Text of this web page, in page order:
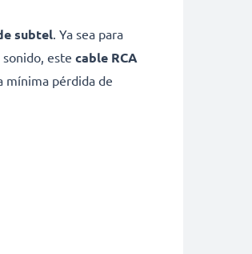
subtel. Ya sea para
este cable RCA
mínima pérdida de